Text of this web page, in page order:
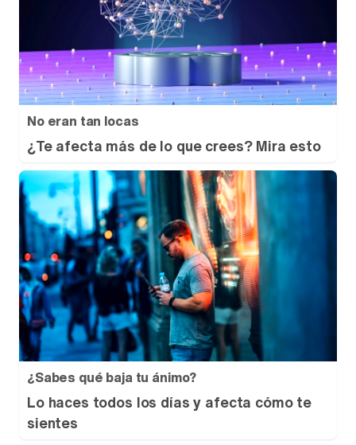
No eran tan locas
¿Te afecta más de lo que crees? Mira esto
¿Sabes qué baja tu ánimo?
Lo haces todos los días y afecta cómo te
sientes